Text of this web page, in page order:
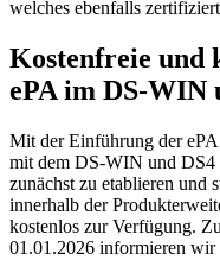
welches ebenfalls
Kostenfreie und
ePA im DS-WIN
Mit der Einführung der
mit dem DS-WIN und DS4
zunächst zu etablieren und
innerhalb der
kostenlos zur Verfügung.
01.01.2026 informieren